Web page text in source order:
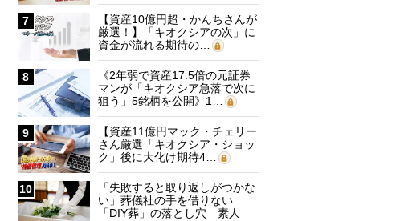
7
【資産10億円超・かんちさんが
厳選！】「キオクシアの次」に
資金が流れる期待の…
8
《2年弱で資産17.5倍の元証券
マンが「キオクシア急落で次に
狙う」5銘柄を公開》1…
9
【資産11億円マック・チェリー
さん厳選「キオクシア・ショッ
ク」後に大化け期待4…
10
「失敗すると取り返しがつかな
い」葬儀社の手を借りない
「DIY葬」の落とし穴 素人